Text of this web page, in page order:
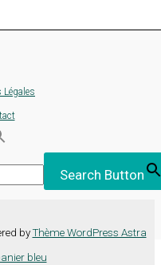
Search Button
by Thème WordPress Astra
bleu